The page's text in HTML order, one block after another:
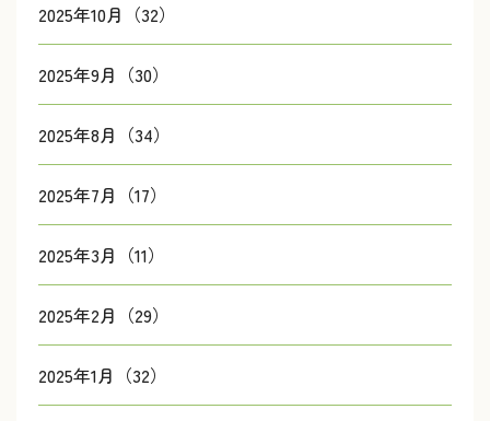
2025年10月（32）
2025年9月（30）
2025年8月（34）
2025年7月（17）
2025年3月（11）
2025年2月（29）
2025年1月（32）